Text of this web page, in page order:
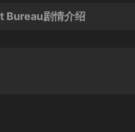
Bureau剧情介绍